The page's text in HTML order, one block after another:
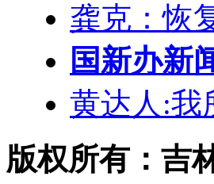
龚克：恢
国新办新
黄达人:我
版权所有：吉